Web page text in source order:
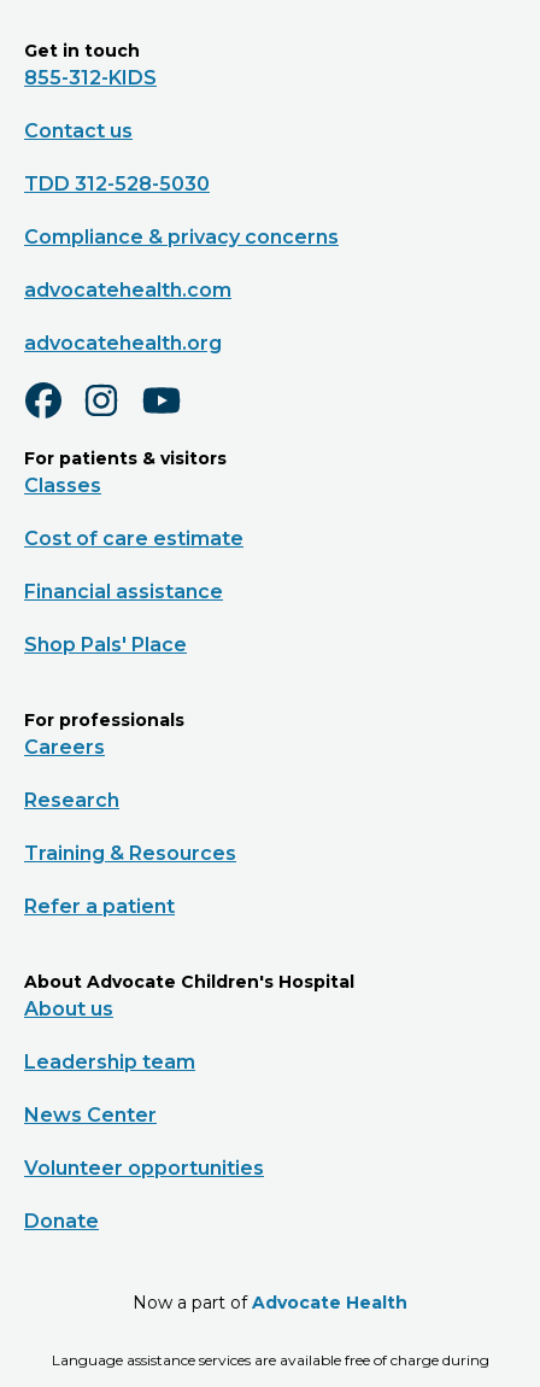
Get in touch
855-312-KIDS
Contact us
TDD 312-528-5030
Compliance & privacy concerns
advocatehealth.com
advocatehealth.org
For patients & visitors
Classes
Cost of care estimate
Financial assistance
Shop Pals' Place
For professionals
Careers
Research
Training & Resources
Refer a patient
About Advocate Children's Hospital
About us
Leadership team
News Center
Volunteer opportunities
Donate
Now a part ofAdvocate Health
Language assistance services are available free of charge during